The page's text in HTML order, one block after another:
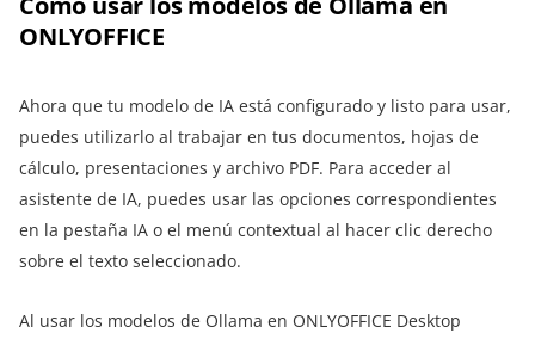
ONLYOFFICE
Ahora que tu modelo de IA está configurado y listo para usar,
puedes utilizarlo al trabajar en tus documentos, hojas de
cálculo, presentaciones y archivo PDF. Para acceder al
asistente de IA, puedes usar las opciones correspondientes
en la pestaña IA o el menú contextual al hacer clic derecho
sobre el texto seleccionado.
Al usar los modelos de Ollama en ONLYOFFICE Desktop